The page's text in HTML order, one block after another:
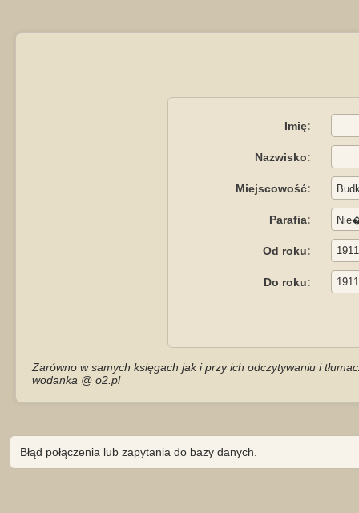
Imię:
Nazwisko:
Miejscowość:
Parafia:
Od roku:
Do roku:
Zarówno w samych księgach jak i przy ich odczytywaniu i
wodanka @ o2.pl
Błąd połączenia lub zapytania do bazy danych.